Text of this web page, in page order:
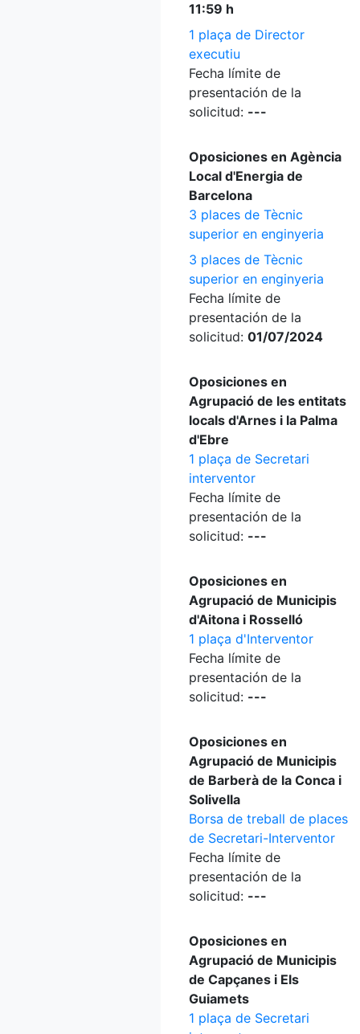
11:59 h
1 plaça de Director
executiu
Fecha límite de
presentación de la
solicitud: ---
Oposiciones en Agència
Local d'Energia de
Barcelona
3 places de Tècnic
superior en enginyeria
3 places de Tècnic
superior en enginyeria
Fecha límite de
presentación de la
solicitud: 01/07/2024
Oposiciones en
Agrupació de les entitats
locals d'Arnes i la Palma
d'Ebre
1 plaça de Secretari
interventor
Fecha límite de
presentación de la
solicitud: ---
Oposiciones en
Agrupació de Municipis
d'Aitona i Rosselló
1 plaça d'Interventor
Fecha límite de
presentación de la
solicitud: ---
Oposiciones en
Agrupació de Municipis
de Barberà de la Conca i
Solivella
Borsa de treball de places
de Secretari-Interventor
Fecha límite de
presentación de la
solicitud: ---
Oposiciones en
Agrupació de Municipis
de Capçanes i Els
Guiamets
1 plaça de Secretari